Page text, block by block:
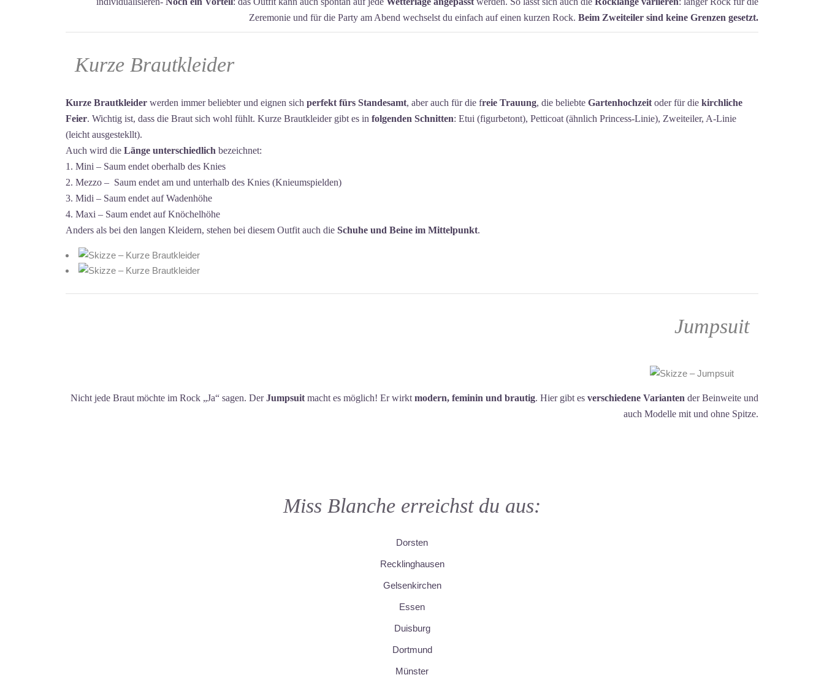
Zeremonie und für die Party am Abend wechselst du einfach auf einen kurzen Rock. Beim Zweiteiler sind keine Grenzen gesetzt.
Kurze Brautkleider
Kurze Brautkleider werden immer beliebter und eignen sich perfekt fürs Standesamt, aber auch für die freie Trauung, die beliebte Gartenhochzeit oder für die kirchliche
Feier. Wichtig ist, dass die Braut sich wohl fühlt. Kurze Brautkleider gibt es in folgenden Schnitten: Etui (figurbetont), Petticoat (ähnlich Princess-Linie), Zweiteiler, A-Linie
(leicht ausgestekllt).
Auch wird die Länge unterschiedlich bezeichnet:
1. Mini – Saum endet oberhalb des Knies
2. Mezzo – Saum endet am und unterhalb des Knies (Knieumspielden)
3. Midi – Saum endet auf Wadenhöhe
4. Maxi – Saum endet auf Knöchelhöhe
Anders als bei den langen Kleidern, stehen bei diesem Outfit auch die Schuhe und Beine im Mittelpunkt.
Jumpsuit
Nicht jede Braut möchte im Rock „Ja“ sagen. DerJumpsuit macht es möglich! Er wirkt modern, feminin und brautig. Hier gibt es verschiedene Varianten der Beinweite und
auch Modelle mit und ohne Spitze.
Miss Blanche erreichst du aus:
Dorsten
Recklinghausen
Gelsenkirchen
Essen
Duisburg
Dortmund
Münster